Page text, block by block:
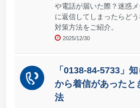
や電話が届いた際？迷惑
に返信してしまったらど
対策方法をご紹介。
2025/12/30
「0138-84-5733」
から着信があったと
法